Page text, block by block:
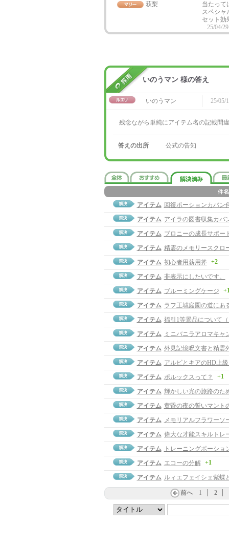
萩梨
当たって
スペシャ
セット効
25/04/
いのうマン 様の答え
いのうマン 25/05/
残念ながら単純にアイテム名の記載間
答えの出所 公式の告知
アイテム 回復ポーションカバン
アイテム アイラの図書収集カバ
アイテム ブロニーの成長サポー
アイテム 精霊のメモリースクロ
アイテム 初心者用薪用斧 +2
アイテム 非表示にしたいです。
アイテム ブルーミングケージ
アイテム ラフ王城庭園の道にあ
アイテム 福引1等景品について
アイテム
ミニバニラアロマキャ
アイテム 外見記憶呪文書と精霊
アイテム アルビとキアのHD上
アイテム ポルックスって？ +1
アイテム 輝かしい光の旅路のた
アイテム 黄昏の夜の誓いマント
アイテム メモリアルフラワーソ
アイテム 偉大な才能スキルトレ
アイテム
トレーニングポーショ
アイテム エコーの分解 +1
アイテム ルィエフェイシェ紫蝶
前へ 1 2